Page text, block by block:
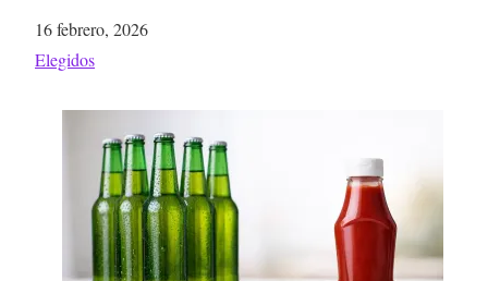
Fecha
16 febrero, 2026
Respecto a
Elegidos